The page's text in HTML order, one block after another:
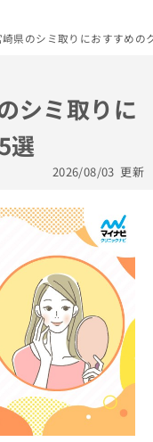
崎県のシミ取りにおすすめの
シミ取りに
選
2026/08/03 更新